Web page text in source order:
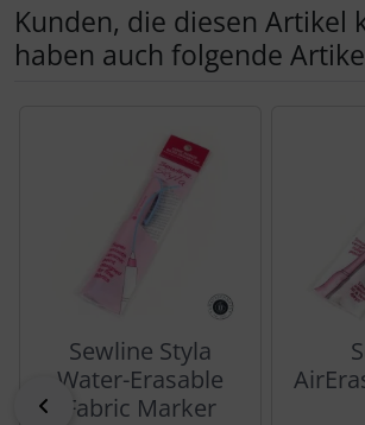
Kunden, die diesen Artikel
haben auch folgende
zurück
Sewline Styla
Water-Erasable
Fabric Marker